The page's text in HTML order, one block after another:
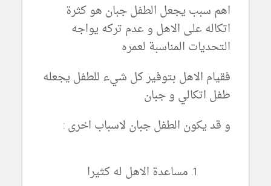
اهم سبب يجعل الطفل جبان هو كثرة
اتكاله على الاهل و عدم تركه يواجه
التحديات المناسبة لعمره
فقيام الاهل بتوفير كل شيء للطفل يجعله
طفل اتكالي و جبان
و قد يكون الطفل جبان لاسباب اخرى :
مساعدة الاهل له كثيرا